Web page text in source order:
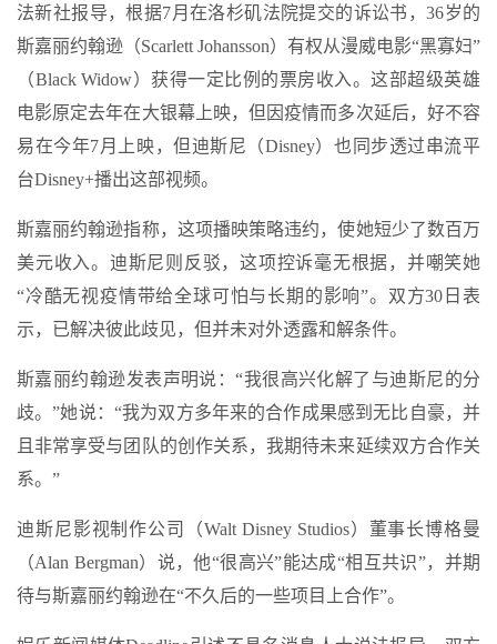
法新社报导，根据7月在洛杉矶法院提交的诉讼书，36岁的
斯嘉丽约翰逊（Scarlett Johansson）有权从漫威电影“黑寡妇”
（Black Widow）获得一定比例的票房收入。这部超级英雄
电影原定去年在大银幕上映，但因疫情而多次延后，好不容
易在今年7月上映，但迪斯尼（Disney）也同步透过串流平
台Disney+播出这部视频。
斯嘉丽约翰逊指称，这项播映策略违约，使她短少了数百万
美元收入。迪斯尼则反驳，这项控诉毫无根据，并嘲笑她
“冷酷无视疫情带给全球可怕与长期的影响”。双方30日表
示，已解决彼此歧见，但并未对外透露和解条件。
斯嘉丽约翰逊发表声明说：“我很高兴化解了与迪斯尼的分
歧。”她说：“我为双方多年来的合作成果感到无比自豪，并
且非常享受与团队的创作关系，我期待未来延续双方合作关
系。”
迪斯尼影视制作公司（Walt Disney Studios）董事长博格曼
（Alan Bergman）说，他“很高兴”能达成“相互共识”，并期
待与斯嘉丽约翰逊在“不久后的一些项目上合作”。